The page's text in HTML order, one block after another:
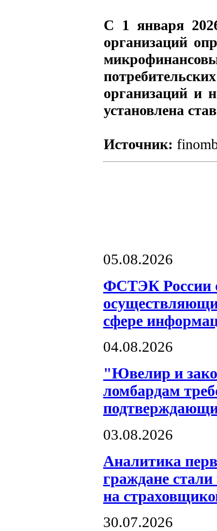
С 1 января
организаций
организаций и
установлена
Источник:
05.08.2026
ФСТЭК России
сфере
04.08.2026
"Ювелир и
ломбардам
03.08.2026
Аналитика
граждане
на
30.07.2026